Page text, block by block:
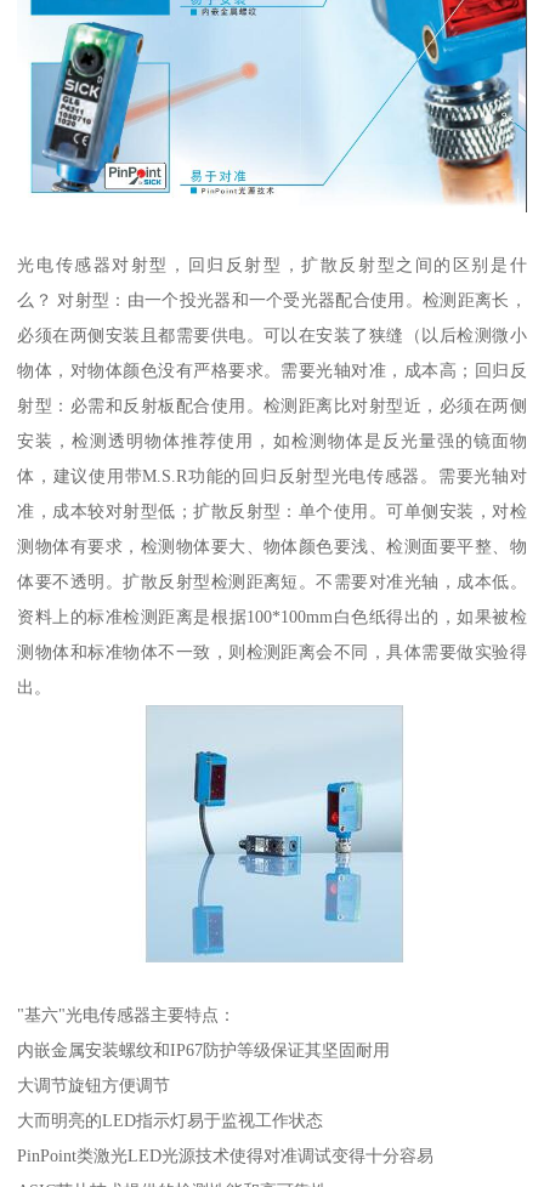
光电传感器对射型，回归反射型，扩散反射型之间的区别是什
么？ 对射型：由一个投光器和一个受光器配合使用。检测距离长，
必须在两侧安装且都需要供电。可以在安装了狭缝（以后检测微小
物体，对物体颜色没有严格要求。需要光轴对准，成本高；回归反
射型：必需和反射板配合使用。检测距离比对射型近，必须在两侧
安装，检测透明物体推荐使用，如检测物体是反光量强的镜面物
体，建议使用带M.S.R功能的回归反射型光电传感器。需要光轴对
准，成本较对射型低；扩散反射型：单个使用。可单侧安装，对检
测物体有要求，检测物体要大、物体颜色要浅、检测面要平整、物
体要不透明。扩散反射型检测距离短。不需要对准光轴，成本低。
资料上的标准检测距离是根据100*100mm白色纸得出的，如果被检
测物体和标准物体不一致，则检测距离会不同，具体需要做实验得
出。
"基六"光电传感器主要特点：
内嵌金属安装螺纹和IP67防护等级保证其坚固耐用
大调节旋钮方便调节
大而明亮的LED指示灯易于监视工作状态
PinPoint类激光LED光源技术使得对准调试变得十分容易